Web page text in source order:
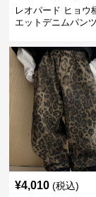
レオパード ヒョウ
エットデニムパンツ
¥4,010 (税込)